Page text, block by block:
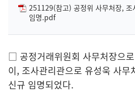
251129(참고) 공정위 사무처장, 조
임명.pdf
□ 공정거래위원회 사무처장으로
이, 조사관리관으로 유성욱 사무
신규 임명되었다.